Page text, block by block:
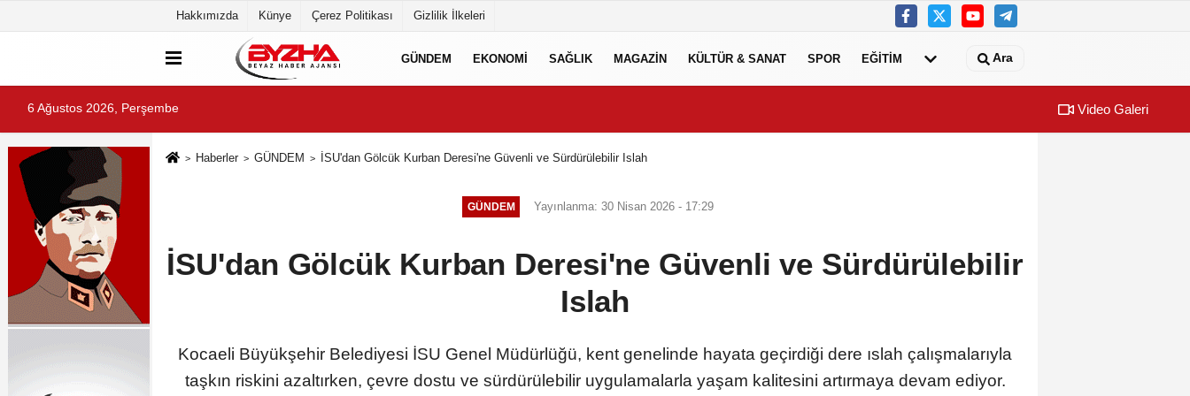
Hakkımızda Künye Çerez Politikası Gizlilik İlkeleri
GÜNDEM EKONOMİ SAĞLIK MAGAZİN KÜLTÜR & SANAT SPOR EĞİTİM Ara
6 Ağustos 2026, Perşembe Video Galeri
Haberler GÜNDEM İSU'dan Gölcük Kurban Deresi'ne Güvenli ve Sürdürülebilir Islah
GÜNDEM Yayınlanma: 30 Nisan 2026 - 17:29
İSU'dan Gölcük Kurban Deresi'ne Güvenli ve Sürdürülebilir
Islah
Kocaeli Büyükşehir Belediyesi İSU Genel Müdürlüğü, kent genelinde hayata geçirdiği dere ıslah çalışmalarıyla
taşkın riskini azaltırken, çevre dostu ve sürdürülebilir uygulamalarla yaşam kalitesini artırmaya devam ediyor.